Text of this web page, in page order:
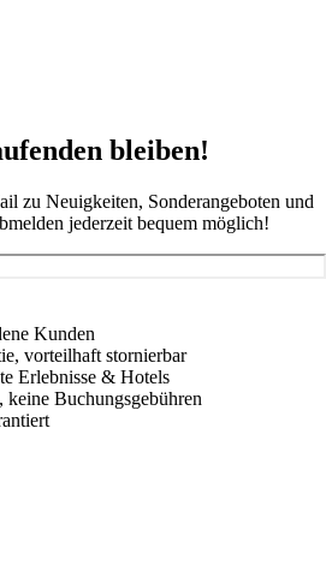
bleiben!
zu Neuigkeiten, Sonderangeboten und
jederzeit bequem möglich!
Kunden
vorteilhaft stornierbar
Erlebnisse & Hotels
keine Buchungsgebühren